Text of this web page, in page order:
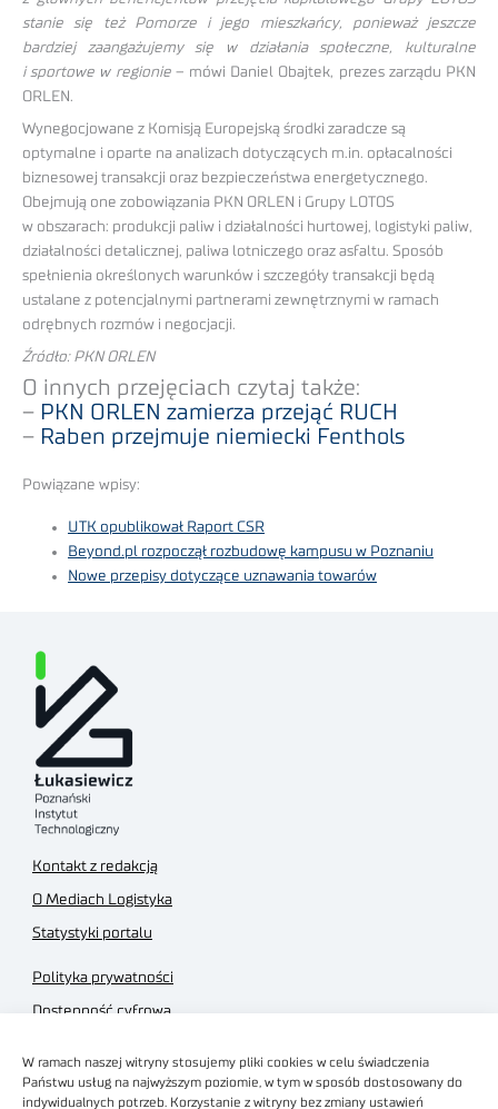
W ramach naszej witryny stosujemy pliki cookies w celu świadczenia
Państwu usług na najwyższym poziomie, w tym w sposób dostosowany do
indywidualnych potrzeb. Korzystanie z witryny bez zmiany ustawień
stanie się też Pomorze i jego mieszkańcy, ponieważ jeszcze
bardziej zaangażujemy się w działania społeczne, kulturalne
i sportowe w regionie– mówi Daniel Obajtek, prezes zarządu PKN
ORLEN.
Wynegocjowane z Komisją Europejską środki zaradcze są
optymalne i oparte na analizach dotyczących m.in. opłacalności
biznesowej transakcji oraz bezpieczeństwa energetycznego.
Obejmują one zobowiązania PKN ORLEN i Grupy LOTOS
w obszarach: produkcji paliw i działalności hurtowej, logistyki paliw,
działalności detalicznej, paliwa lotniczego oraz asfaltu. Sposób
spełnienia określonych warunków i szczegóły transakcji będą
ustalane z potencjalnymi partnerami zewnętrznymi w ramach
odrębnych rozmów i negocjacji.
Źródło: PKN ORLEN
O innych przejęciach czytaj także:
– PKN ORLEN zamierza przejąć RUCH
– Raben przejmuje niemiecki Fenthols
Powiązane wpisy:
UTK opublikował Raport CSR
Beyond.pl rozpoczął rozbudowę kampusu w Poznaniu
Nowe przepisy dotyczące uznawania towarów
Kontakt z redakcją
O Mediach Logistyka
Statystyki portalu
Polityka prywatności
Dostępność cyfrowa
Regulamin sklepu